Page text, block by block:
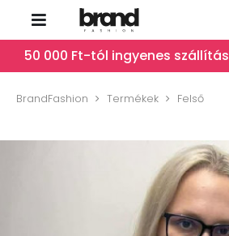
50 000 Ft-tól ingyenes szállítás
BrandFashion Termékek Felső